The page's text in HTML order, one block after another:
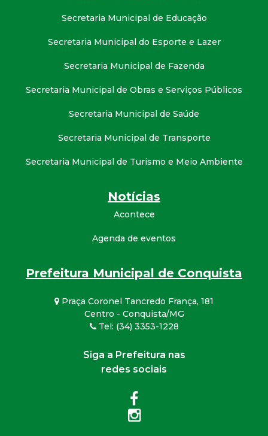
Secretaria Municipal de Educação
Secretaria Municipal do Esporte e Lazer
Secretaria Municipal de Fazenda
Secretaria Municipal de Obras e Serviços Públicos
Secretaria Municipal de Saúde
Secretaria Municipal de Transporte
Secretaria Municipal de Turismo e Meio Ambiente
Notícias
Acontece
Agenda de eventos
Prefeitura Municipal de Conquista
Praça Coronel Tancredo França, 181
Centro - Conquista/MG
Tel: (34) 3353-1228
Siga a Prefeitura nas
redes sociais